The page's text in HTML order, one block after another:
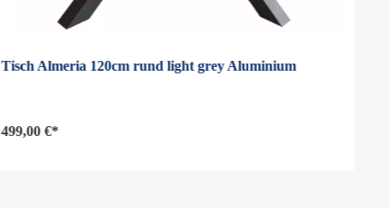
Tisch Almeria 120cm rund light grey Aluminium
499,00 €*